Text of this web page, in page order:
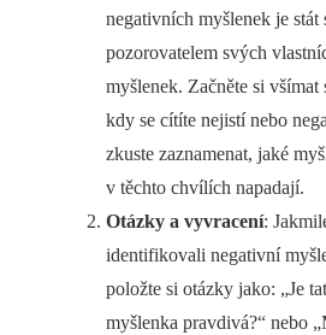
negativních myšlenek je stát
pozorovatelem svých
myšlenek. Začněte si všímat
kdy se cítíte nejistí nebo
zkuste zaznamenat, jaké
v těchto chvílích napadají.
Otázky a vyvracení:
identifikovali negativní
položte si otázky jako: „Je
myšlenka pravdivá?“ nebo